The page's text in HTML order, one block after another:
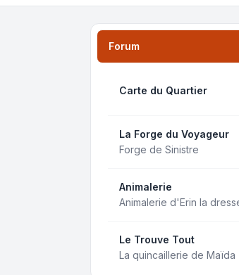
Forum
Carte du Quartier
La Forge du Voyageur
Forge de Sinistre
Animalerie
Animalerie d'Erin la
Le Trouve Tout
La quincaillerie de Maïda